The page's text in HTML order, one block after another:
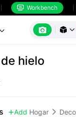
 Workbench
   
hielo
Add Hogar 